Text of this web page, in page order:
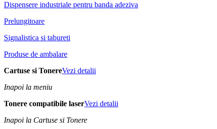
Dispensere industriale pentru banda adeziva
Prelungitoare
Signalistica si tabureti
Produse de ambalare
Cartuse si TonereVezi detalii
Inapoi la meniu
Tonere compatibile laserVezi detalii
Inapoi la Cartuse si Tonere